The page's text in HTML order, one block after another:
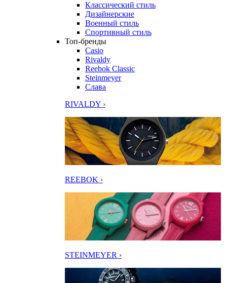
Классический стиль
Дизайнерские
Военный стиль
Спортивный стиль
Топ-бренды
Casio
Rivaldy
Reebok Classic
Steinmeyer
Слава
RIVALDY ›
REEBOK ›
STEINMEYER ›